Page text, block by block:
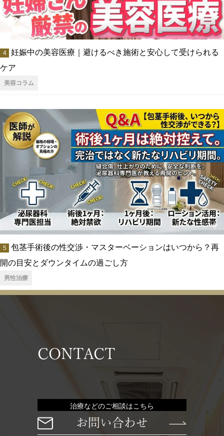
妊娠中の美容医療｜避けるべき施術と安心して受けられる
ケア
美容コラム
包茎手術後の性交渉・マスターベーションはいつから？再
開の目安とダウンタイムの過ごし方
男性治療
CONTACT
治療などのご相談はこちら
お問い合わせ